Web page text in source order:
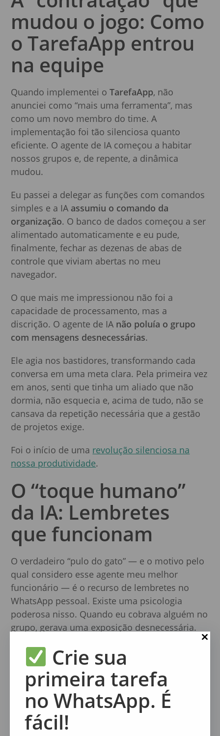
mudou o jogo: Como
o TarefaApp entrou
na equipe
Quando implementei oTarefaApp, não
anunciei como “mais uma ferramenta”, mas
como um novo membro do time. A
implementação foi tão silenciosa quanto
eficiente. O agente de IA começou a habitar
nossos grupos e, de repente, a dinâmica
mudou.
Eu passei a delegar as funções com comandos
simples e a IA assumiu o comando da
organização. O banco de dados começou a ser
alimentado automaticamente e eu pude,
finalmente, fechar as dezenas de abas de
controle que viviam abertas no meu
navegador.
O que mais me impressionou não foi a
capacidade de processamento, mas a
discrição. O agente de IA não poluía o grupo
com mensagens desnecessárias.
Ele agia nos bastidores, transformando cada
conversa em uma meta clara. Pela primeira vez
em anos, senti que tinha um aliado que não
dormia, não esquecia e, acima de tudo, não se
cansava da repetição necessária que a gestão
de projetos exige.
Foi o início de uma revolução silenciosa na
nossa produtividade.
O “toque humano”
da IA: Lembretes
que funcionam
O verdadeiro “pulo do gato” — e o motivo pelo
qual considero esse agente meu melhor
funcionário — é o recurso de lembretes no
WhatsApp pessoal. Existe uma psicologia
poderosa nisso. Quando eu cobrava alguém no
grupo, gerava uma exposição desnecessária.
Quando eu cobrava no privado, parecia
microgerenciamento. Mas quando o
IA para equipesenvia um lembrete automático
no privado do colaborador, a recepção é
totalmente diferente.
É um toque de organização que parece
Crie sua
primeira tarefa
no WhatsApp. É
fácil!